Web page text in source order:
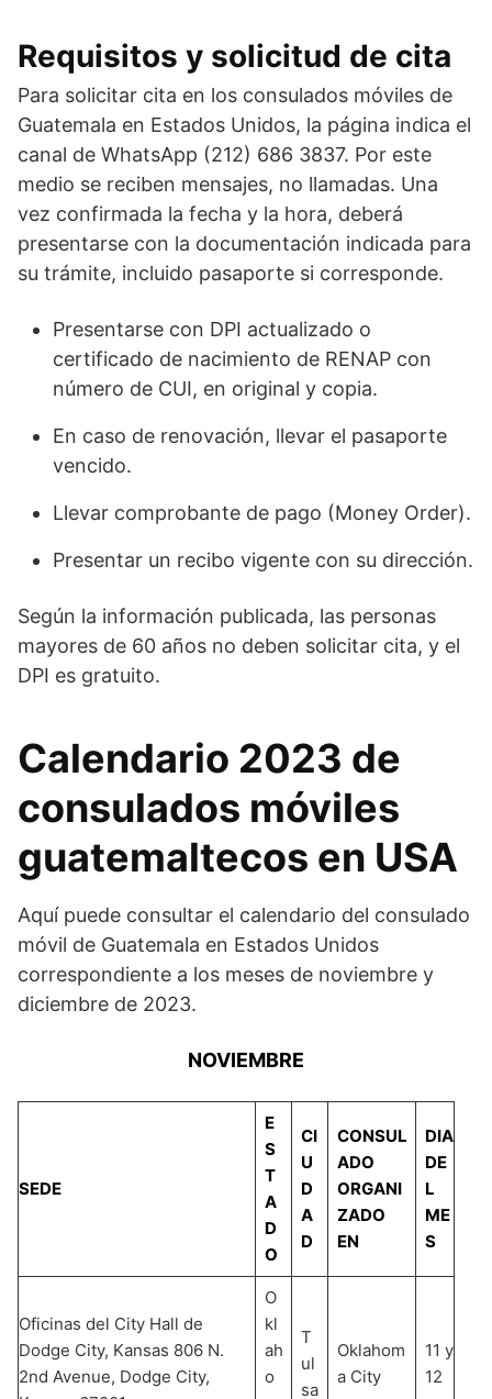
Requisitos y solicitud de cita
Para solicitar cita en los consulados móviles de
Guatemala en Estados Unidos, la página indica el
canal de WhatsApp (212) 686 3837. Por este
medio se reciben mensajes, no llamadas. Una
vez confirmada la fecha y la hora, deberá
presentarse con la documentación indicada para
su trámite, incluido pasaporte si corresponde.
Presentarse con DPI actualizado o
certificado de nacimiento de RENAP con
número de CUI, en original y copia.
En caso de renovación, llevar el pasaporte
vencido.
Llevar comprobante de pago (Money Order).
Presentar un recibo vigente con su dirección.
Según la información publicada, las personas
mayores de 60 años no deben solicitar cita, y el
DPI es gratuito.
Calendario 2023 de
consulados móviles
guatemaltecos en USA
Aquí puede consultar el calendario del consulado
móvil de Guatemala en Estados Unidos
correspondiente a los meses de noviembre y
diciembre de 2023.
NOVIEMBRE
SEDE
E
S
T
A
D
O
CI
U
D
A
D
CONSUL
ADO
ORGANI
ZADO
EN
DIA
DE
L
ME
S
Oficinas del City Hall de
Dodge City, Kansas 806 N.
2nd Avenue, Dodge City,
O
kl
ah
o
T
ul
sa
Oklahom
a City
11 y
12